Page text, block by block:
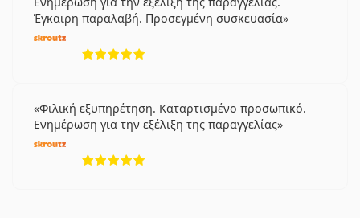
Έγκαιρη παραλαβή. Προσεγμένη συσκευασία
Φιλική εξυπηρέτηση. Καταρτισμένο προσωπικό.
Ενημέρωση για την εξέλιξη της παραγγελίας